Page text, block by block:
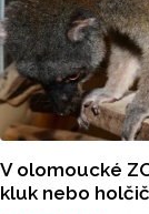
V olomoucké
kluk nebo